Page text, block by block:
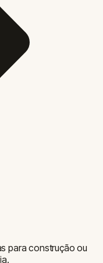
para construção ou